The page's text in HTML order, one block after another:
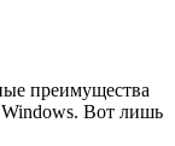
преимущества
Windows. Вот лишь